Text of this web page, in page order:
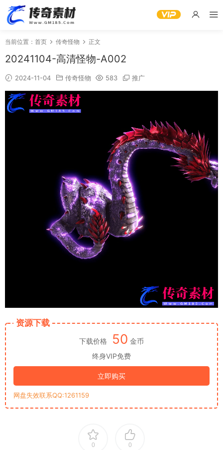
当前位置： 首页 传奇怪物 正文
20241104-高清怪物-A002
2024-11-04 传奇怪物 583 推广
资源下载
下载价格 50 金币
终身VIP免费
立即购买
网盘失效联系QQ:1261159
0 0